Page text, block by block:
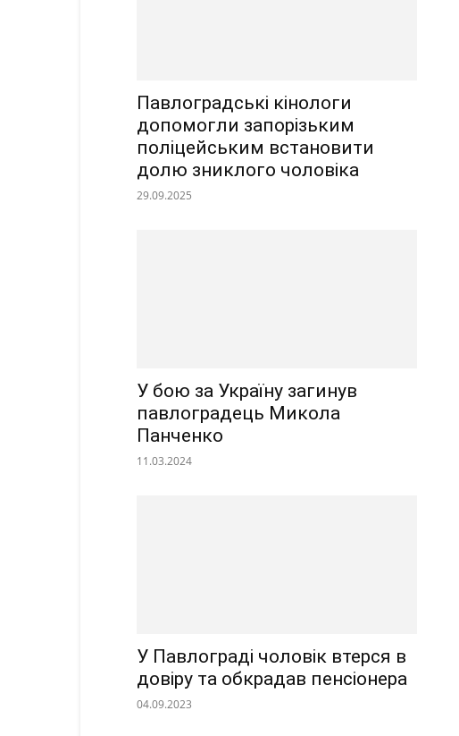
Павлоградські кінологи
допомогли запорізьким
поліцейським встановити
долю зниклого чоловіка
29.09.2025
У бою за Україну загинув
павлоградець Микола
Панченко
11.03.2024
У Павлограді чоловік втерся в
довіру та обкрадав пенсіонера
04.09.2023